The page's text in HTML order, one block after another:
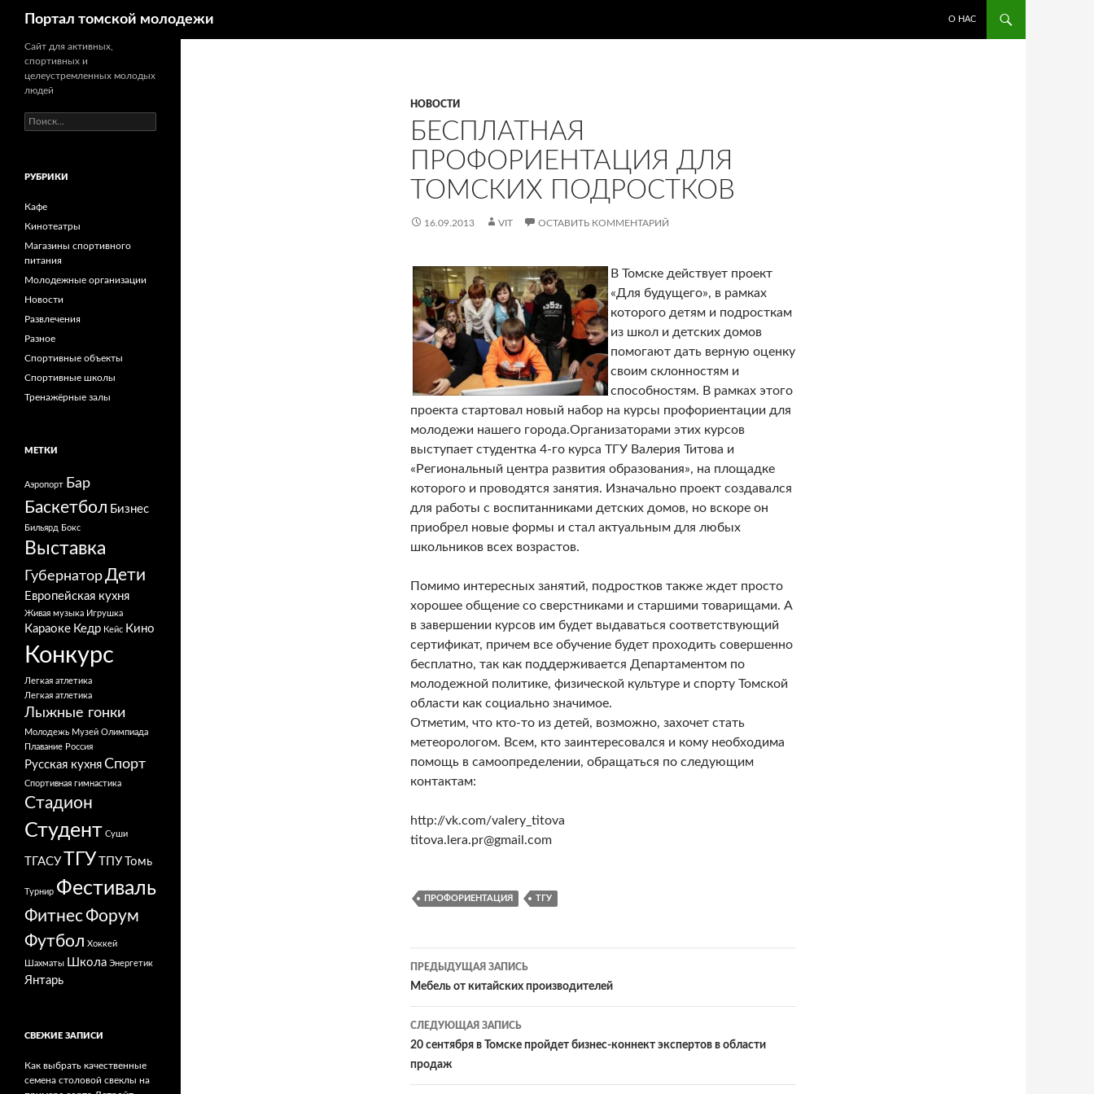
Портал томской молодежи
О НАС
НОВОСТИ
БЕСПЛАТНАЯ
ПРОФОРИЕНТАЦИЯ ДЛЯ
ТОМСКИХ ПОДРОСТКОВ
16.09.2013 VIT ОСТАВИТЬ КОММЕНТАРИЙ
В Томске действует проект
«Для будущего», в рамках
которого детям и подросткам
из школ и детских домов
помогают дать верную оценку
своим склонностям и
способностям. В рамках этого
проекта стартовал новый набор на курсы профориентации для
молодежи нашего города.Организаторами этих курсов
выступает студентка 4-го курса ТГУ Валерия Титова и
«Региональный центра развития образования», на площадке
которого и проводятся занятия. Изначально проект создавался
для работы с воспитанниками детских домов, но вскоре он
приобрел новые формы и стал актуальным для любых
школьников всех возрастов.
Помимо интересных занятий, подростков также ждет просто
хорошее общение со сверстниками и старшими товарищами. А
в завершении курсов им будет выдаваться соответствующий
сертификат, причем все обучение будет проходить совершенно
бесплатно, так как поддерживается Департаментом по
молодежной политике, физической культуре и спорту Томской
области как социально значимое.
Отметим, что кто-то из детей, возможно, захочет стать
метеорологом. Всем, кто заинтересовался и кому необходима
помощь в самоопределении, обращаться по следующим
контактам:
http://vk.com/valery_titova
titova.lera.pr@gmail.com
ПРОФОРИЕНТАЦИЯ ТГУ
Навигация
по
записям
ПРЕДЫДУЩАЯ ЗАПИСЬ
Мебель от китайских производителей
СЛЕДУЮЩАЯ ЗАПИСЬ
20 сентября в Томске пройдет бизнес-коннект экспертов в области
продаж
Сайт для активных,
спортивных и
целеустремленных молодых
людей
Н
а
иРУБРИКИ
Кафе
Кинотеатры
Магазины спортивного
питания
Молодежные организации
Новости
Развлечения
Разное
Спортивные объекты
Спортивные школы
Тренажёрные залы
МЕТКИ
Аэропорт Бар
Баскетбол Бизнес
Бильярд Бокс
Выставка
ГубернаторДети
Европейская кухня
Живая музыка Игрушка
Караоке Кедр Кейс Кино
Конкурс
Легкая атлетика
Легкая атлетика
Лыжные гонки
Молодежь Музей Олимпиада
Плавание Россия
Русская кухня Спорт
Спортивная гимнастика
Стадион
Студент Суши
ТГАСУ ТГУ ТПУ Томь
Турнир Фестиваль
ФитнесФорум
Футбол Хоккей
Шахматы Школа Энергетик
Янтарь
СВЕЖИЕ ЗАПИСИ
Как выбрать качественные
семена столовой свеклы на